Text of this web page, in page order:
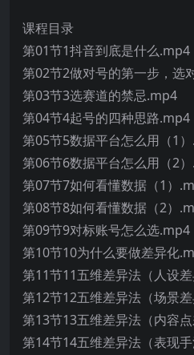
课程目录
第01节1抖音到底是什么.mp4
第02节2做对号的第一步，选
第03节3选赛道的禁忌.mp4
第04节4起号的四种思路.mp4
第05节5数据平台怎么用（1
第06节6数据平台怎么用（2
第07节7如何看懂数据（1）
第08节8如何看懂数据（2）
第09节9对标账号怎么选.mp4
第10节10为什么要做差异化
第11节11五维差异法（人设
第12节12五维差异法（场景
第13节13五维差异法（内容
第14节14五维差异法（表现